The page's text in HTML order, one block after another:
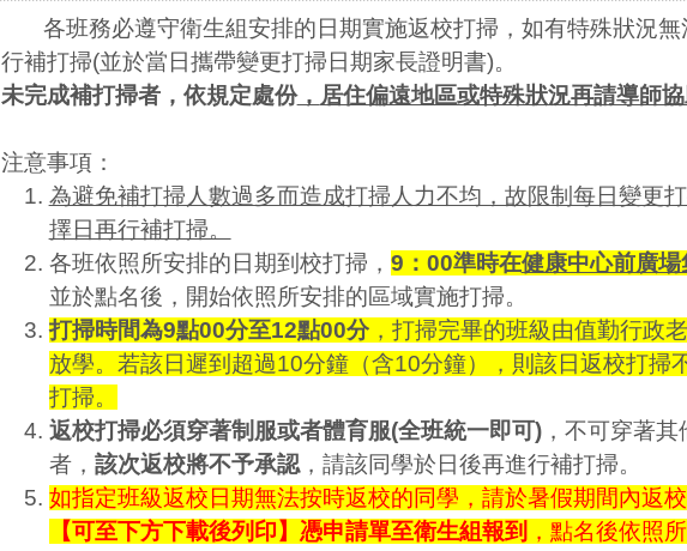
各班務必遵守衛生組安排的日期實施返校打掃，如有特殊狀況無
行補打掃(並於當日攜帶變更打掃日期家長證明書)。
未完成補打掃者，依規定處份， 居住偏遠地區或特殊狀況再請導師
注意事項：
為避免補打掃人數過多而造成打掃人力不均，故限制每日變更
擇日再行補打掃。
各班依照所安排的日期到校打掃， 9：00準時在健康中心前廣場
並於點名後，開始依照所安排的區域實施打掃。
打掃時間為9點00分至12點00分，打掃完畢的班級由值勤行政
放學。若該日遲到超過10分鐘（含10分鐘），則該日返校打掃
打掃。
返校打掃必須穿著制服或者體育服(全班統一即可)，不可穿著其
者， 該次返校將不予承認，請該同學於日後再進行補打掃。
如指定班級返校日期無法按時返校的同學，請於暑假期間內返
【可至下方下載後列印】 憑申請單至衛生組報到 ，點名後依照